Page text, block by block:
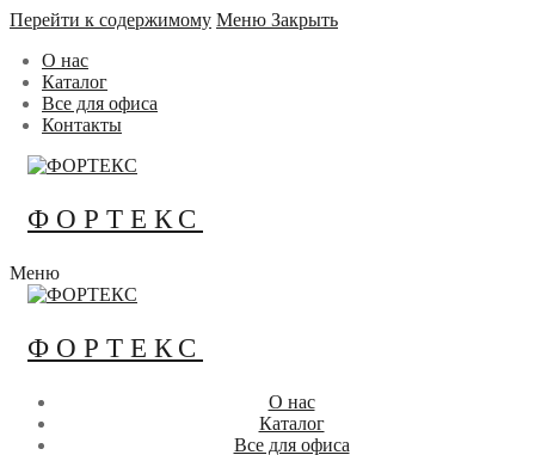
Перейти к содержимому Меню Закрыть
О нас
Каталог
Все для офиса
Контакты
ФОРТЕКС
Меню
ФОРТЕКС
О нас
Каталог
Все для офиса